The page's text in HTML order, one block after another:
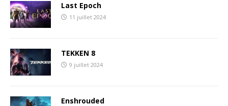
Last Epoch
11 juillet 2024
TEKKEN 8
9 juillet 2024
Enshrouded